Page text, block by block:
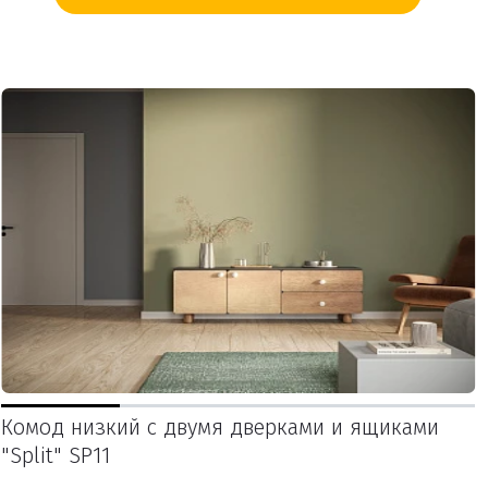
Комод низкий с двумя дверками и ящиками
"Split" SP11